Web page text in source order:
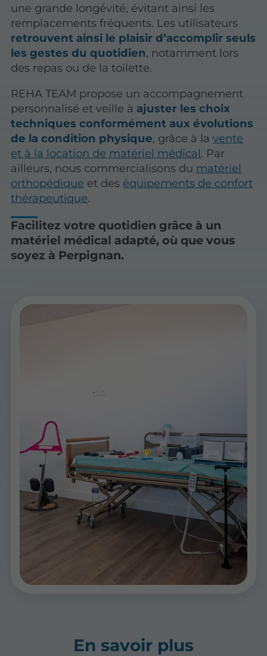
une grande longévité, évitant ainsi les
remplacements fréquents. Les utilisateurs
retrouvent ainsi le plaisir d’accomplir seuls
les gestes du quotidien, notamment lors
des repas ou de la toilette.
REHA TEAM propose un accompagnement
personnalisé et veille à ajuster les choix
techniques conformément aux évolutions
de la condition physique, grâce à lavente
et à la location de matériel médical. Par
ailleurs, nous commercialisons du matériel
orthopédique et des équipements de confort
thérapeutique.
Facilitez votre quotidien grâce à un
matériel médical adapté, où que vous
soyez à Perpignan.
En savoir plus